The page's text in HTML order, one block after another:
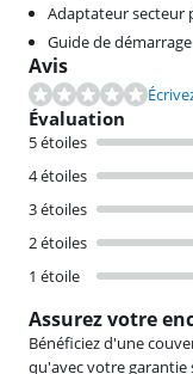
Adaptateur secteur
Guide de
Avis
Évaluation
5 étoiles
4 étoiles
3 étoiles
2 étoiles
1 étoile
Assurez votre
Bénéficiez d'une
qu'avec votre garantie